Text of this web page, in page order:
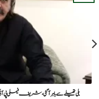
بلی تھیلے سے باہر آگئی، شریف فیملی